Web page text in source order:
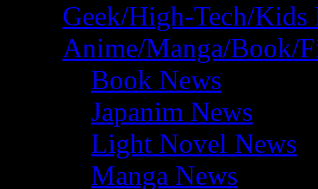
Geek/High-Tech/Kids
Anime/Manga/Book/
Book News
Japanim News
Light Novel News
Manga News